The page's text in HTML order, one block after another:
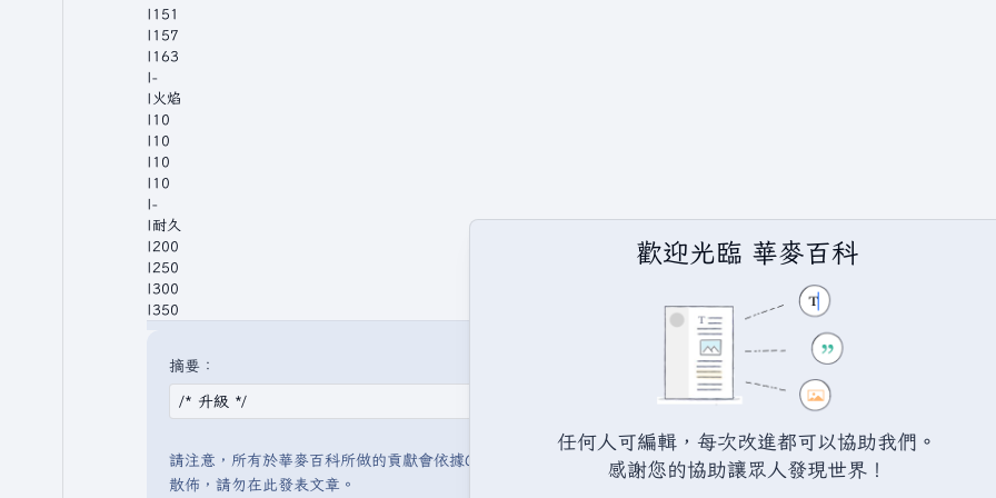
摘要：
請注意，所有於華麥百科所做的貢獻會依據CC BY-SA（創用CC 姓名標示─相同方式分享）授權條款發佈（詳情請見
散佈，請勿在此發表文章。
歡迎光臨 華麥百科
任何人可編輯，每次改進都可以協助我們。
感謝您的協助讓眾人發現世界！